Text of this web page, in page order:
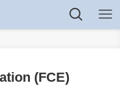
(FCE)